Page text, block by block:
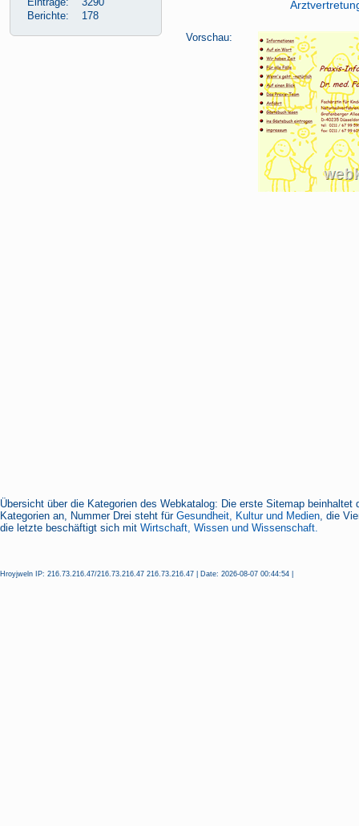
Vorschau:
Übersicht über die Kategorien des Webkatalog: Die erste Sitemap beinhaltet
Kategorien an, Nummer Drei steht für Gesundheit, Kultur und Medien, die
die letzte beschäftigt sich mit Wirtschaft, Wissen und Wissenschaft.
Hroyjweln IP: 216.73.216.47/216.73.216.47 216.73.216.47 | Date: 2026-08-07 00:44:54 |
Berichte:
178